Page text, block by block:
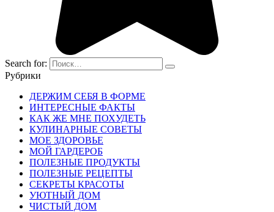
Search for:
Рубрики
ДЕРЖИМ СЕБЯ В ФОРМЕ
ИНТЕРЕСНЫЕ ФАКТЫ
КАК ЖЕ МНЕ ПОХУДЕТЬ
КУЛИНАРНЫЕ СОВЕТЫ
МОЕ ЗДОРОВЬЕ
МОЙ ГАРДЕРОБ
ПОЛЕЗНЫЕ ПРОДУКТЫ
ПОЛЕЗНЫЕ РЕЦЕПТЫ
СЕКРЕТЫ КРАСОТЫ
УЮТНЫЙ ДОМ
ЧИСТЫЙ ДОМ